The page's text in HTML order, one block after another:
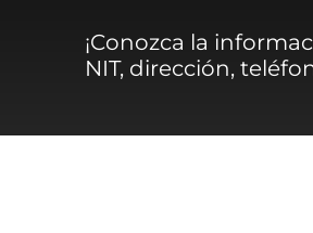
¡Conozca la
NIT, dirección,